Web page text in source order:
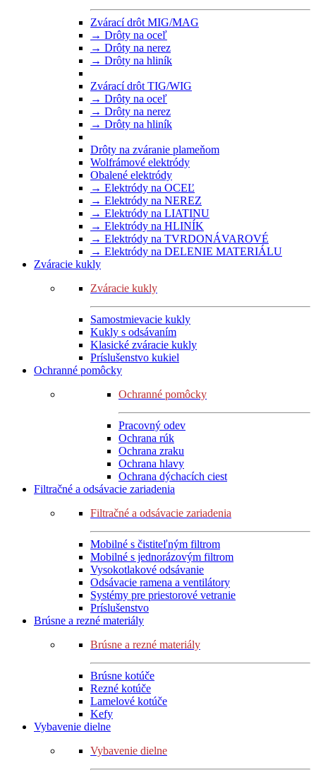
Zvárací drôt MIG/MAG
→ Drôty na oceľ
→ Drôty na nerez
→ Drôty na hliník
Zvárací drôt TIG/WIG
→ Drôty na oceľ
→ Drôty na nerez
→ Drôty na hliník
Drôty na zváranie plameňom
Wolfrámové elektródy
Obalené elektródy
→ Elektródy na OCEĽ
→ Elektródy na NEREZ
→ Elektródy na LIATINU
→ Elektródy na HLINÍK
→ Elektródy na TVRDONÁVAROVÉ
→ Elektródy na DELENIE MATERIÁLU
Zváracie kukly
Zváracie kukly
Samostmievacie kukly
Kukly s odsávaním
Klasické zváracie kukly
Príslušenstvo kukiel
Ochranné pomôcky
Ochranné pomôcky
Pracovný odev
Ochrana rúk
Ochrana zraku
Ochrana hlavy
Ochrana dýchacích ciest
Filtračné a odsávacie zariadenia
Filtračné a odsávacie zariadenia
Mobilné s čistiteľným filtrom
Mobilné s jednorázovým filtrom
Vysokotlakové odsávanie
Odsávacie ramena a ventilátory
Systémy pre priestorové vetranie
Príslušenstvo
Brúsne a rezné materiály
Brúsne a rezné materiály
Brúsne kotúče
Rezné kotúče
Lamelové kotúče
Kefy
Vybavenie dielne
Vybavenie dielne